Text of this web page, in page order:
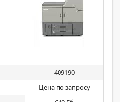
409190
Цена по запросу